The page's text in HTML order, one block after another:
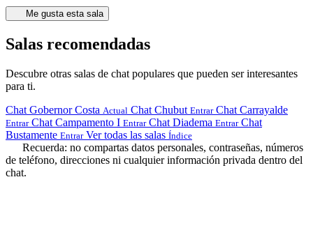
Me gusta esta sala
Salas recomendadas
Descubre otras salas de chat populares que pueden ser interesantes
para ti.
Chat Gobernor Costa Actual Chat Chubut Entrar Chat Carrayalde
Entrar Chat Campamento I Entrar Chat Diadema Entrar Chat
Bustamente Entrar Ver todas las salas Índice
Recuerda: no compartas datos personales, contraseñas, números
de teléfono, direcciones ni cualquier información privada dentro del
chat.